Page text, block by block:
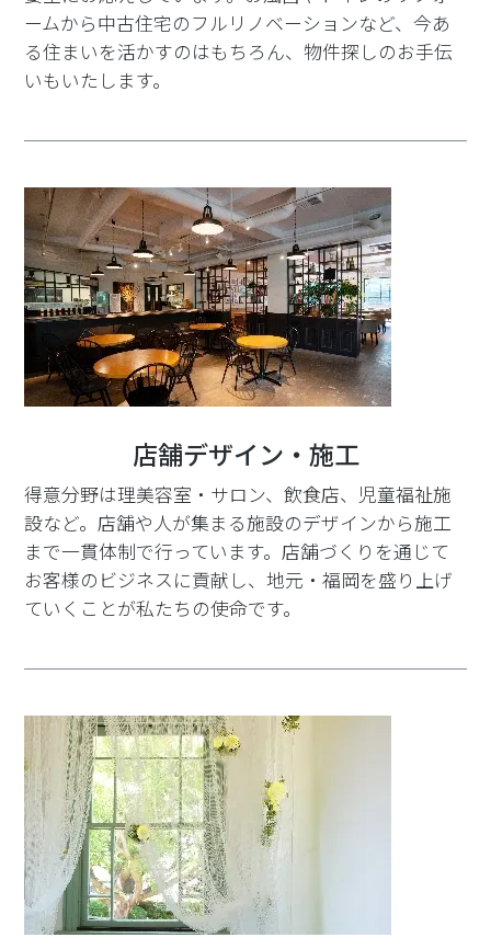
ームから中古住宅のフルリノベーションなど、今あ
る住まいを活かすのはもちろん、物件探しのお手伝
いもいたします。
店舗デザイン・施工
得意分野は理美容室・サロン、飲食店、児童福祉施
設など。店舗や人が集まる施設のデザインから施工
まで一貫体制で行っています。店舗づくりを通じて
お客様のビジネスに貢献し、地元・福岡を盛り上げ
ていくことが私たちの使命です。